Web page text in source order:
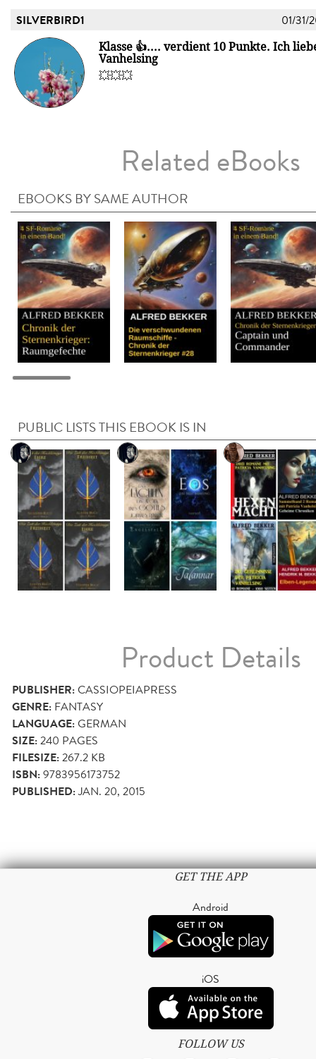
SILVERBIRD1 01/31/
Klasse 👍.... verdient 10 Punkte. Ich
Vanhelsing
💥💥💥
Related eBooks
EBOOKS BY SAME AUTHOR
PUBLIC LISTS THIS EBOOK IS IN
Product Details
PUBLISHER:CASSIOPEIAPRESS
GENRE: FANTASY
LANGUAGE:GERMAN
SIZE:240 PAGES
FILESIZE:267.2 KB
ISBN:9783956173752
PUBLISHED:JAN. 20, 2015
GET THE APP
Android
iOS
FOLLOW US